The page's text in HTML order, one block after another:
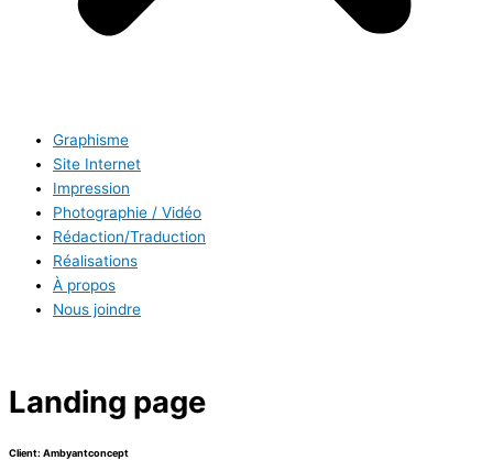
Graphisme
Site Internet
Impression
Photographie / Vidéo
Rédaction/Traduction
Réalisations
À propos
Nous joindre
Landing page
Client: Ambyantconcept